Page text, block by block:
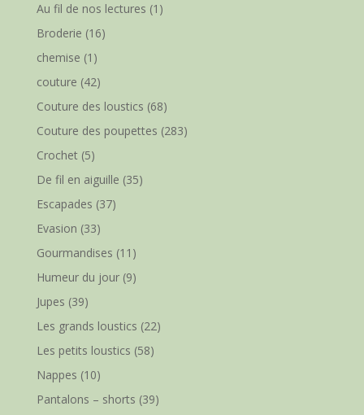
Au fil de nos lectures (1)
Broderie (16)
chemise (1)
couture (42)
Couture des loustics (68)
Couture des poupettes (283)
Crochet(5)
De fil en aiguille (35)
Escapades (37)
Evasion (33)
Gourmandises (11)
Humeur du jour(9)
Jupes (39)
Les grands loustics (22)
Les petits loustics (58)
Nappes (10)
Pantalons – shorts (39)